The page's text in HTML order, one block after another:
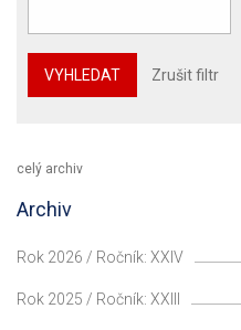
VYHLEDAT Zrušit filtr
celý archiv
Archiv
Rok 2026 / Ročník: XXIV
Rok 2025 / Ročník: XXIII